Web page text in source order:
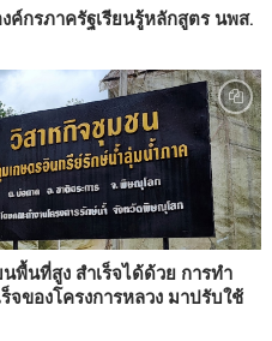
กรภาครัฐเรียนรู้หลักสูตร นพส.
พื้นที่สูง สำเร็จได้ด้วย การทำ
จของโครงการหลวง มาปรับใช้